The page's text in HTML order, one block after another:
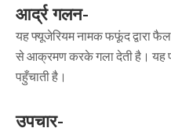
आर्द्र गलन-
यह फ्यूजेरियम नामक फफूंद द्वारा
से आक्रमण करके गला देती है। यह
पहुँचाती है।
उपचार-